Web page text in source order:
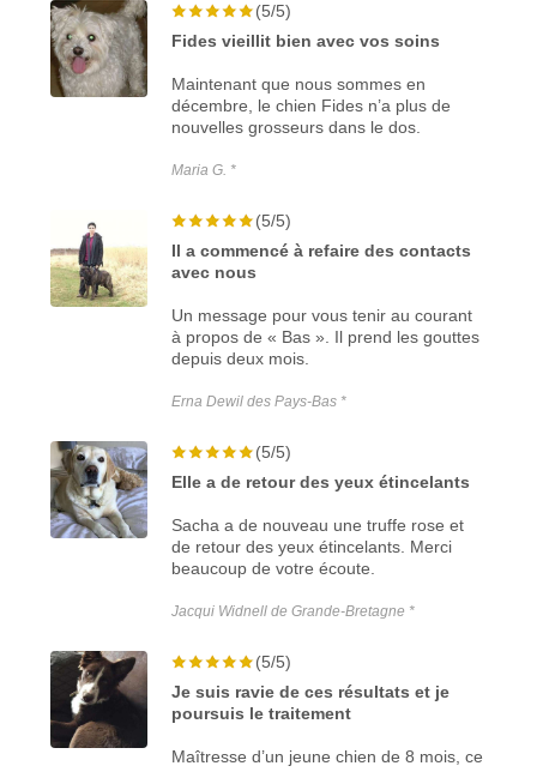
(5/5)
Fides vieillit bien avec vos soins
Maintenant que nous sommes en
décembre, le chien Fides n’a plus de
nouvelles grosseurs dans le dos.
Maria G. *
(5/5)
Il a commencé à refaire des contacts
avec nous
Un message pour vous tenir au courant
à propos de « Bas ». Il prend les gouttes
depuis deux mois.
Erna Dewil des Pays-Bas *
(5/5)
Elle a de retour des yeux étincelants
Sacha a de nouveau une truffe rose et
de retour des yeux étincelants. Merci
beaucoup de votre écoute.
Jacqui Widnell de Grande-Bretagne *
(5/5)
Je suis ravie de ces résultats et je
poursuis le traitement
Maîtresse d’un jeune chien de 8 mois, ce